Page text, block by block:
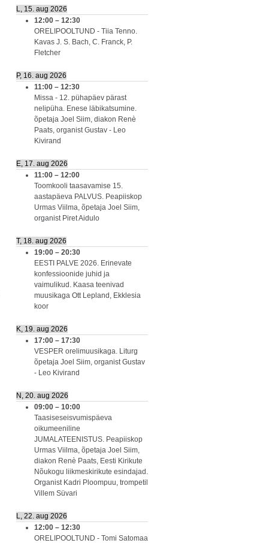
L, 15. aug 2026
12:00 – 12:30
ORELIPOOLTUND - Tiia Tenno.
Kavas J. S. Bach, C. Franck, P.
Fletcher
P, 16. aug 2026
11:00 – 12:30
Missa - 12. pühapäev pärast
nelipüha. Enese läbikatsumine.
õpetaja Joel Siim, diakon Renè
Paats, organist Gustav - Leo
Kivirand
E, 17. aug 2026
11:00 – 12:00
Toomkooli taasavamise 15.
aastapäeva PALVUS. Peapiiskop
Urmas Viilma, õpetaja Joel Siim,
organist Piret Aidulo
T, 18. aug 2026
19:00 – 20:30
EESTI PALVE 2026. Erinevate
konfessioonide juhid ja
vaimulikud. Kaasa teenivad
muusikaga Ott Lepland, Ekklesia
koor
K, 19. aug 2026
17:00 – 17:30
VESPER orelimuusikaga. Liturg
õpetaja Joel Siim, organist Gustav
- Leo Kivirand
N, 20. aug 2026
09:00 – 10:00
Taasiseseisvumispäeva
oikumeeniline
JUMALATEENISTUS. Peapiiskop
Urmas Viilma, õpetaja Joel Siim,
diakon Renè Paats, Eesti Kirikute
Nõukogu liikmeskirikute esindajad.
Organist Kadri Ploompuu, trompetil
Villem Süvari
L, 22. aug 2026
12:00 – 12:30
ORELIPOOLTUND - Tomi Satomaa